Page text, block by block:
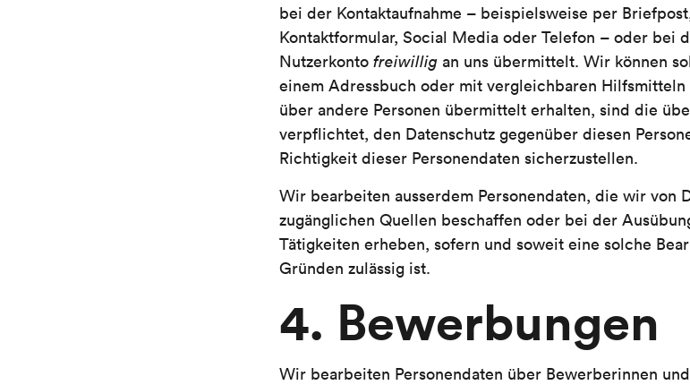
bei der Kontaktaufnahme – beispielsweise per
Kontaktformular, Social Media oder Telefon – oder bei
Nutzerkonto freiwillig an uns übermittelt. Wir können
einem Adressbuch oder mit vergleichbaren
über andere Personen übermittelt erhalten, sind die
verpflichtet, den Datenschutz gegenüber diesen
Richtigkeit dieser Personendaten sicherzustellen.
Wir bearbeiten ausserdem Personendaten, die wir von
zugänglichen Quellen beschaffen oder bei der
Tätigkeiten erheben, sofern und soweit eine solche
Gründen zulässig ist.
4. Bewerbungen
Wir bearbeiten Personendaten über Bewerberinnen